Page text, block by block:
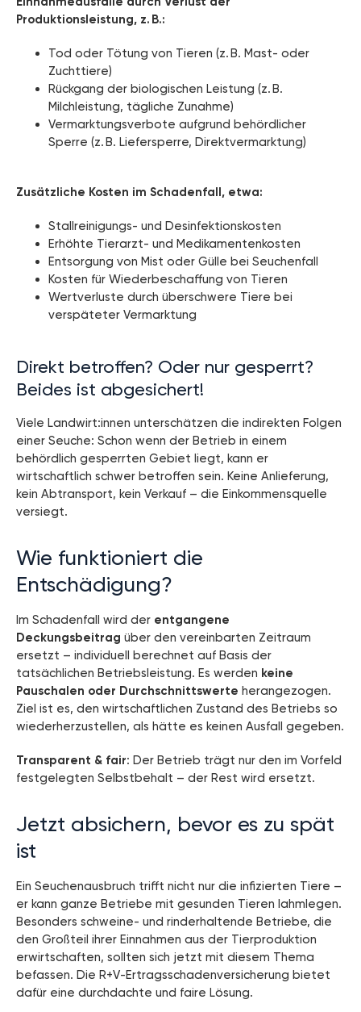
Produktionsleistung, z. B.:
Tod oder Tötung von Tieren (z. B. Mast- oder
Zuchttiere)
Rückgang der biologischen Leistung (z. B.
Milchleistung, tägliche Zunahme)
Vermarktungsverbote aufgrund behördlicher
Sperre (z. B. Liefersperre, Direktvermarktung)
Zusätzliche Kosten im Schadenfall, etwa:
Stallreinigungs- und Desinfektionskosten
Erhöhte Tierarzt- und Medikamentenkosten
Entsorgung von Mist oder Gülle bei Seuchenfall
Kosten für Wiederbeschaffung von Tieren
Wertverluste durch überschwere Tiere bei
verspäteter Vermarktung
Direkt betroffen? Oder nur gesperrt?
Beides ist abgesichert!
Viele Landwirt:innen unterschätzen die indirekten Folgen
einer Seuche: Schon wenn der Betrieb in einem
behördlich gesperrten Gebiet liegt, kann er
wirtschaftlich schwer betroffen sein. Keine Anlieferung,
kein Abtransport, kein Verkauf – die Einkommensquelle
versiegt.
Wie funktioniert die
Entschädigung?
Im Schadenfall wird der entgangene
Deckungsbeitrag über den vereinbarten Zeitraum
ersetzt – individuell berechnet auf Basis der
tatsächlichen Betriebsleistung. Es werden keine
Pauschalen oder Durchschnittswerte herangezogen.
Ziel ist es, den wirtschaftlichen Zustand des Betriebs so
wiederherzustellen, als hätte es keinen Ausfall gegeben.
Transparent & fair: Der Betrieb trägt nur den im Vorfeld
festgelegten Selbstbehalt – der Rest wird ersetzt.
Jetzt absichern, bevor es zu spät
ist
Ein Seuchenausbruch trifft nicht nur die infizierten Tiere –
er kann ganze Betriebe mit gesunden Tieren lahmlegen.
Besonders schweine- und rinderhaltende Betriebe, die
den Großteil ihrer Einnahmen aus der Tierproduktion
erwirtschaften, sollten sich jetzt mit diesem Thema
befassen. Die R+V-Ertragsschadenversicherung bietet
dafür eine durchdachte und faire Lösung.